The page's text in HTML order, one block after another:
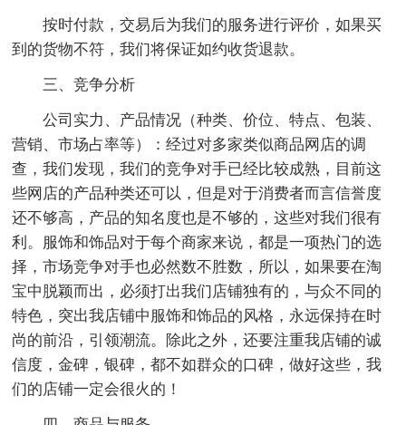
按时付款，交易后为我们的服务进行评价，如果买
到的货物不符，我们将保证如约收货退款。
三、竞争分析
公司实力、产品情况（种类、价位、特点、包装、
营销、市场占率等）：经过对多家类似商品网店的调
查，我们发现，我们的竞争对手已经比较成熟，目前这
些网店的产品种类还可以，但是对于消费者而言信誉度
还不够高，产品的知名度也是不够的，这些对我们很有
利。服饰和饰品对于每个商家来说，都是一项热门的选
择，市场竞争对手也必然数不胜数，所以，如果要在淘
宝中脱颖而出，必须打出我们店铺独有的，与众不同的
特色，突出我店铺中服饰和饰品的风格，永远保持在时
尚的前沿，引领潮流。除此之外，还要注重我店铺的诚
信度，金碑，银碑，都不如群众的口碑，做好这些，我
们的店铺一定会很火的！